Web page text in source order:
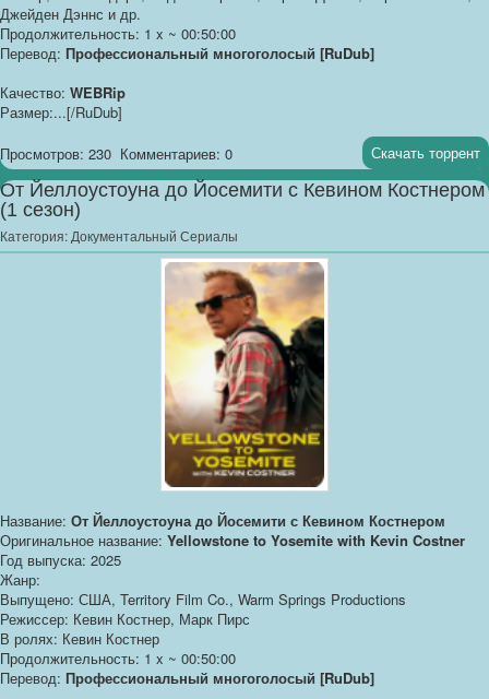
Джейден Дэннс и др.
Продолжительность: 1 x ~ 00:50:00
Перевод: Профессиональный многоголосый [RuDub]
Качество: WEBRip
Размер:...[/RuDub]
Просмотров: 230 Комментариев: 0 Скачать торрент
От Йеллоустоуна до Йосемити с Кевином Костнером
(1 сезон)
Категория: Документальный Сериалы
Название: От Йеллоустоуна до Йосемити с Кевином Костнером
Оригинальное название: Yellowstone to Yosemite with Kevin Costner
Год выпуска: 2025
Жанр:
Выпущено: США, Territory Film Co., Warm Springs Productions
Режиссер: Кевин Костнер, Марк Пирс
В ролях: Кевин Костнер
Продолжительность: 1 x ~ 00:50:00
Перевод: Профессиональный многоголосый [RuDub]